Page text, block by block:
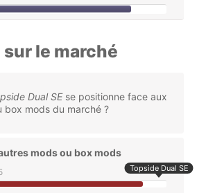
le marché
Dual SEse positionne face aux
box mods du marché ?
mods ou box mods
Topside Dual SE